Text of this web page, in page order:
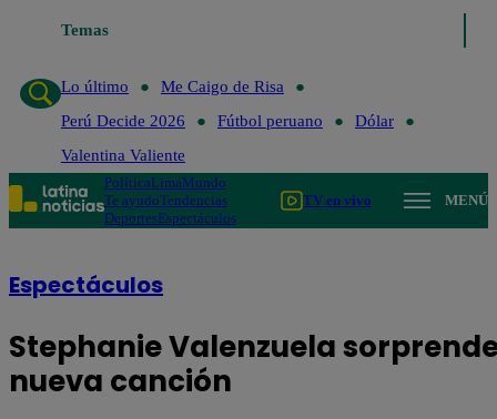
Temas
Lo último
Me Caigo de Risa
Perú Decide 2026
Fútbol peruano
Dólar
Valentina Valiente
PolíticaLimaMundo
Te ayudoTendencias
DeportesEspectáculos
TV en vivo MENÚ
Espectáculos
Stephanie Valenzuela
nueva canción